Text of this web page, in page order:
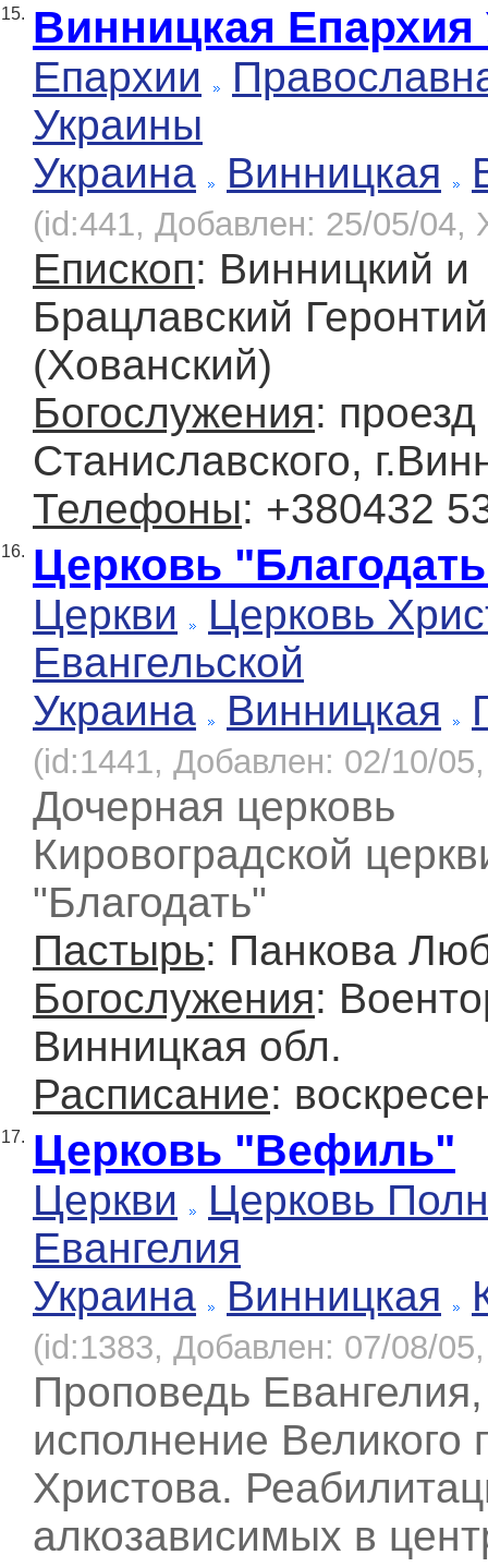
15. Винницкая
Епархии
Украины
Украина
Винницкая
(id:441, Добавлен: 25/05/04,
Епископ: Винницкий и
Брацлавский Геронтий
(Хованский)
Богослужения: проезд
Станиславского,
Телефоны: +380432
16. Церковь
Церкви
Церковь
Евангельской
Украина
Винницкая
(id:1441, Добавлен: 02/10/
Дочерная церковь
Кировоградской
"Благодать"
Пастырь: Панкова
Богослужения:
Винницкая обл.
Расписание:
17. Церковь "Вефиль"
Церкви
Церковь
Евангелия
Украина
Винницкая
(id:1383, Добавлен: 07/08/
Проповедь Евангелия,
исполнение Великого
Христова.
алкозависимых в